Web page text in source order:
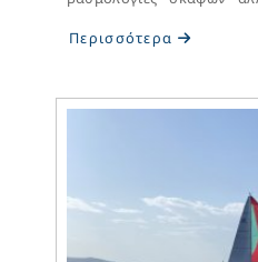
Περισσότερα